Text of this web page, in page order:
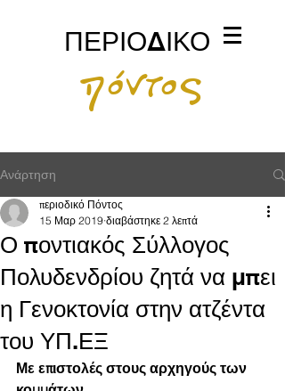
πόντος
ΠΕΡΙΟΔΙΚΟ
Ανάρτηση
Ο ποντιακός Σύλλογος
Πολυδενδρίου ζητά να μπει
η Γενοκτονία στην ατζέντα
του ΥΠ.ΕΞ
περιοδικό Πόντος
15 Μαρ 2019 διαβάστηκε 2 λεπτά
Με επιστολές στους αρχηγούς των